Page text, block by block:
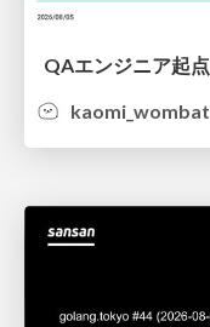
kaomi_wombat